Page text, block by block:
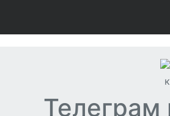
Телеграм